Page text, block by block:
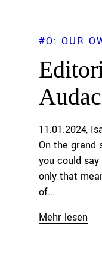
#Ö: OUR
11.01.2024
On the grand
you could
only that
of...
Mehr lesen